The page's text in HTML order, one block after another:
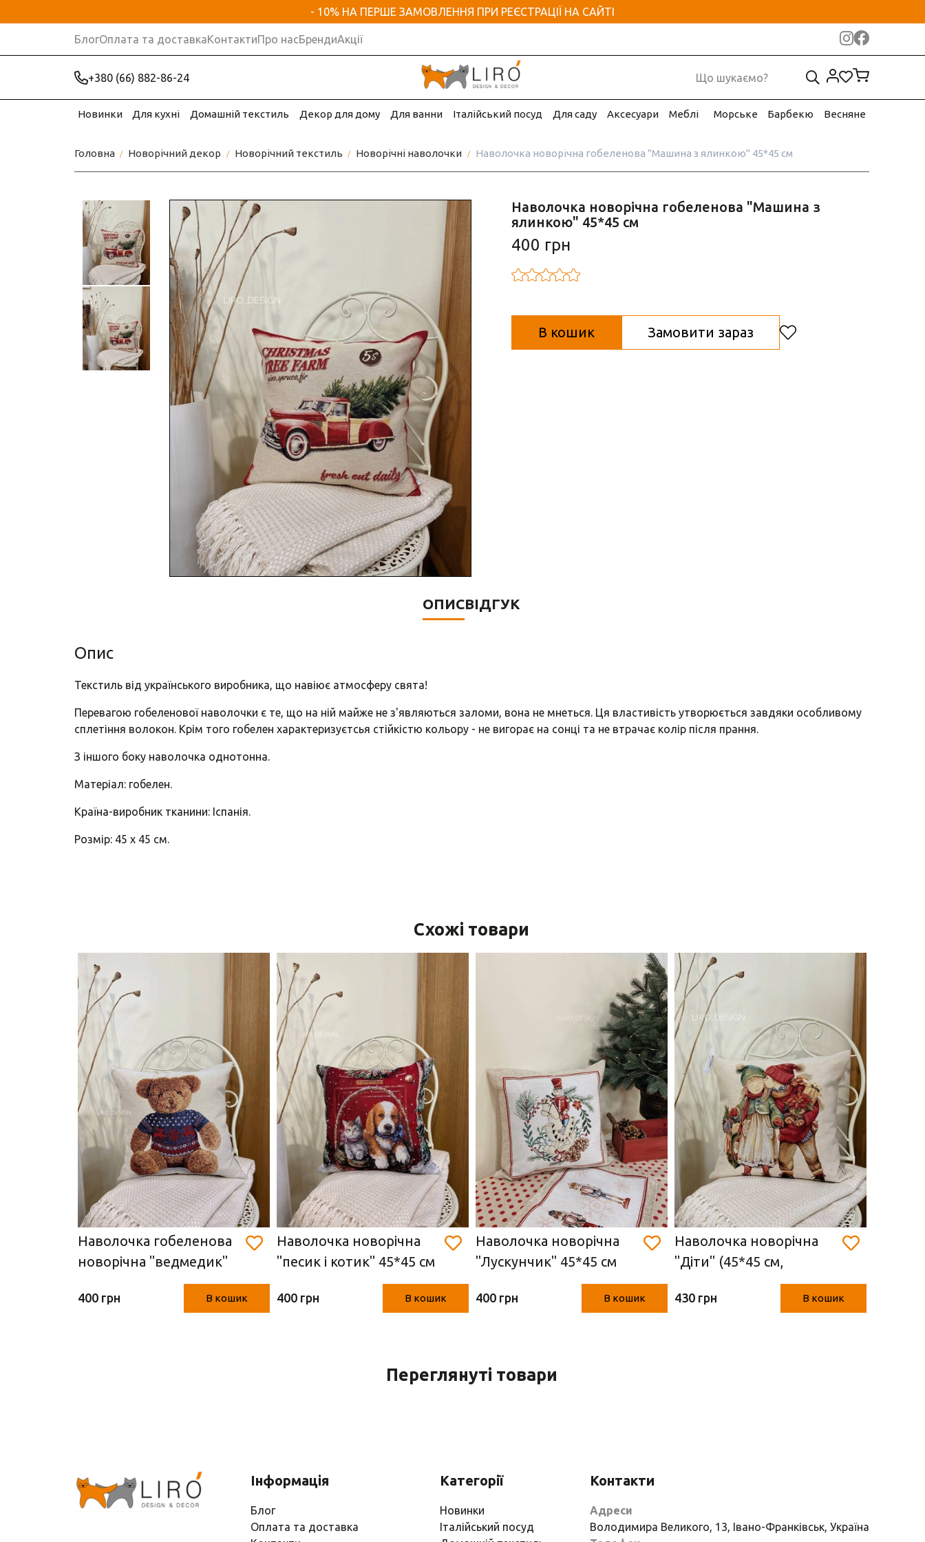
- 10% НА ПЕРШЕ ЗАМОВЛЕННЯ ПРИ РЕЄСТРАЦІЇ НА САЙТІ
БлогОплата та доставкаКонтактиПро насБрендиАкції
+380 (66) 882-86-24
Новинки Для кухні Домашній текстиль Декор для дому Для ванни Італійський посуд Для саду Аксесуари Меблі Морське Барбекю Весняне
Головна Новорічний декор Новорічний текстиль Новорічні наволочки Наволочка новорічна гобеленова "Машина з ялинкою" 45*45 см
Наволочка новорічна гобеленова "Машина з
ялинкою" 45*45 см
400 грн
В кошик Замовити зараз
ОПИСВІДГУК
Опис
Текстиль від українського виробника, що навіює атмосферу свята!
Перевагою гобеленової наволочки є те, що на ній майже не з'являються заломи, вона не мнеться. Ця властивість утворюється завдяки особливому
сплетіння волокон. Крім того гобелен характеризуєтсья стійкістю кольору - не вигорає на сонці та не втрачає колір після прання.
З іншого боку наволочка однотонна.
Матеріал: гобелен.
Країна-виробник тканини: Іспанія.
Розмір: 45 х 45 см.
Схожі товари
Наволочка гобеленова
новорічна "ведмедик"
400 грн В кошик
Наволочка новорічна
"песик і котик" 45*45 см
400 грн В кошик
Наволочка новорічна
"Лускунчик" 45*45 см
400 грн В кошик
Наволочка новорічна
"Діти" (45*45 см,
430 грн В кошик
Переглянуті товари
Інформація
Блог
Оплата та доставка
Категорії
Новинки
Італійський посуд
Контакти
Адреси
Володимира Великого, 13, Івано-Франківськ, Україна